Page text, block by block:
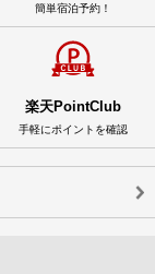
簡単宿泊予約！
楽天PointClub
手軽にポイントを確認